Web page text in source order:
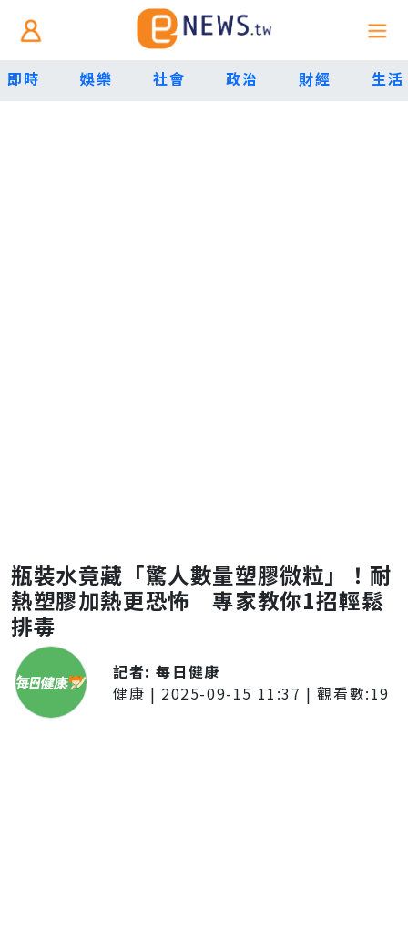
即時 娛樂 社會 政治 財經 生活
瓶裝水竟藏「驚人數量塑膠微粒」！耐
熱塑膠加熱更恐怖 專家教你1招輕鬆
排毒
記者:每日健康
健康 | 2025-09-15 11:37 | 觀看數:19